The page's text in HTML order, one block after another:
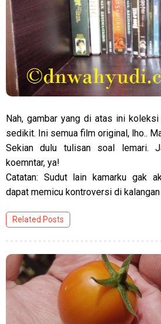
Nah, gambar yang di atas ini
sedikit. Ini semua film original, lho..
Sekian dulu tulisan soal lemari.
koemntar, ya!
Catatan: Sudut lain kamarku gak
dapat memicu kontroversi di
Related Posts